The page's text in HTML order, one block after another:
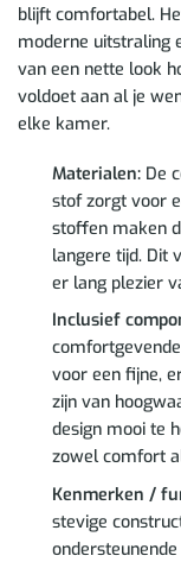
blijft comfortabel.
moderne uitstraling
van een nette look
voldoet aan al je
elke kamer.
Materialen:De
stof zorgt voor
stoffen maken
langere tijd. Dit
er lang plezier
Inclusief
voor een fijne,
zijn van
design mooi te
zowel comfort
Kenmerken /
stevige